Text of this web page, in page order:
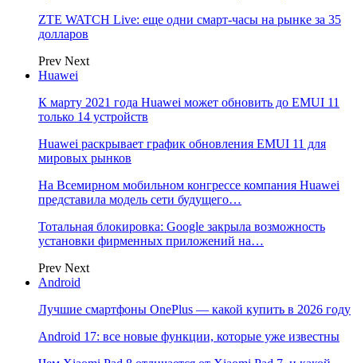
ZTE WATCH Live: еще одни смарт-часы на рынке за 35
долларов
Prev Next
Huawei
К марту 2021 года Huawei может обновить до EMUI 11
только 14 устройств
Huawei раскрывает график обновления EMUI 11 для
мировых рынков
На Всемирном мобильном конгрессе компания Huawei
представила модель сети будущего…
Тотальная блокировка: Google закрыла возможность
установки фирменных приложений на…
Prev Next
Android
Лучшие смартфоны OnePlus — какой купить в 2026 году
Android 17: все новые функции, которые уже известны